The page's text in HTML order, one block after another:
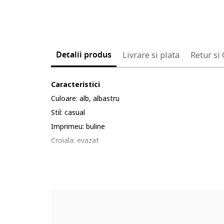
Detalii produs Livrare si plata Retur si
Caracteristici
Culoare: alb, albastru
Stil: casual
Imprimeu: buline
Croiala: evazat